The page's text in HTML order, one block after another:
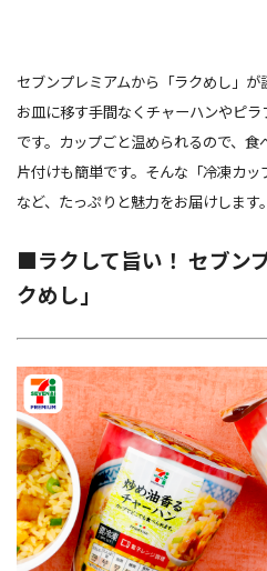
セブンプレミアムから「ラクめし」が
お皿に移す手間なくチャーハンやピラ
です。カップごと温められるので、
片付けも簡単です。そんな「冷凍カ
など、たっぷりと魅力をお届けします。
■ラクして旨い！ セブン
クめし」